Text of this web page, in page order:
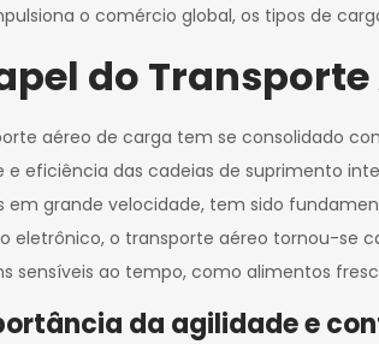
o comércio global, os tipos de
do
aéreo de carga tem se consolidado
e eficiência das cadeias de suprimento
em grande velocidade, tem sido
eletrônico, o transporte aéreo tornou-se
sensíveis ao tempo, como alimentos
da agilidade e